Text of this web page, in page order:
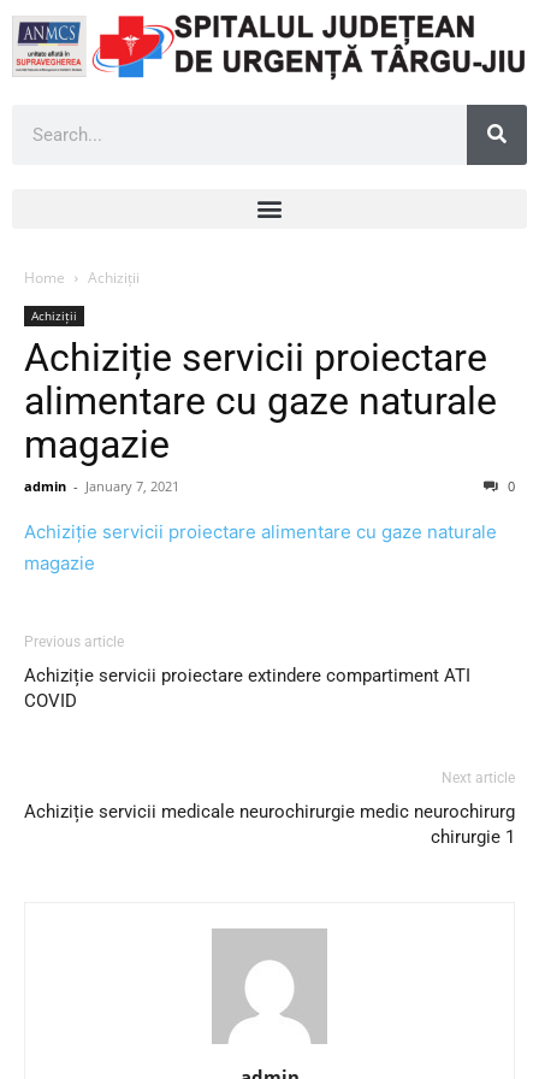
Home Achiziții
Achiziții
Achiziție servicii proiectare
alimentare cu gaze naturale
magazie
admin - January 7, 2021 0
Achiziție servicii proiectare alimentare cu gaze naturale
magazie
Previous article
Achiziție servicii proiectare extindere compartiment ATI
COVID
Next article
Achiziție servicii medicale neurochirurgie medic neurochirurg
chirurgie 1